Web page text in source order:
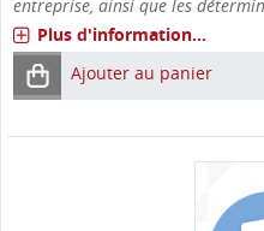
entreprise, ainsi que les
Plus d'information...
Ajouter au panier